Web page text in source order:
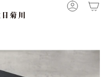
ア
ン